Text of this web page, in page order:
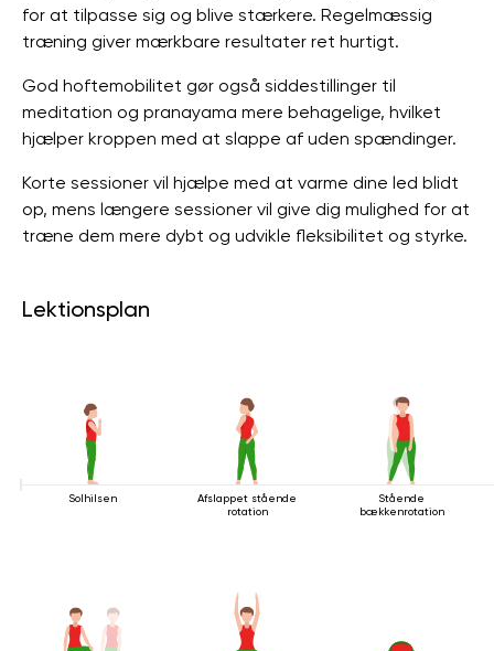
for at tilpasse sig og blive stærkere. Regelmæssig
træning giver mærkbare resultater ret hurtigt.
God hoftemobilitet gør også siddestillinger til
meditation og pranayama mere behagelige, hvilket
hjælper kroppen med at slappe af uden spændinger.
Korte sessioner vil hjælpe med at varme dine led blidt
op, mens længere sessioner vil give dig mulighed for at
træne dem mere dybt og udvikle fleksibilitet og styrke.
Lektionsplan
Solhilsen
Afslappet stående
rotation
Stående
bækkenrotation